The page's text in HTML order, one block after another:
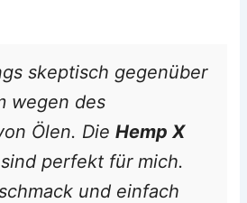
skeptisch gegenüber
wegen des
Ölen. DieHemp X
sind perfekt für mich.
und einfach